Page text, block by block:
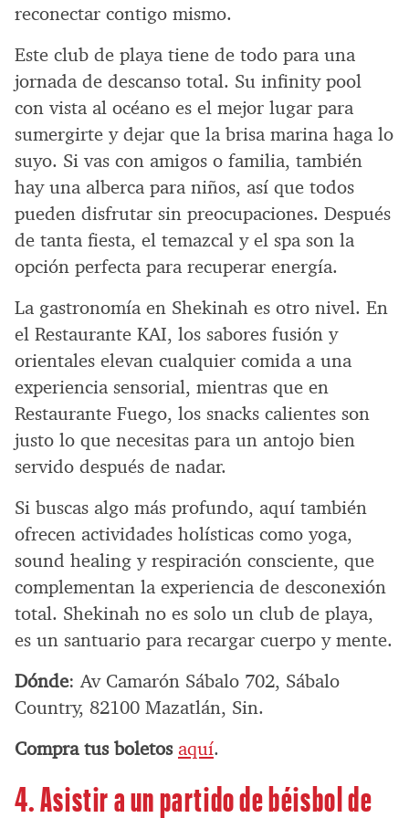
reconectar contigo mismo.
Este club de playa tiene de todo para una
jornada de descanso total. Su infinity pool
con vista al océano es el mejor lugar para
sumergirte y dejar que la brisa marina haga lo
suyo. Si vas con amigos o familia, también
hay una alberca para niños, así que todos
pueden disfrutar sin preocupaciones. Después
de tanta fiesta, el temazcal y el spa son la
opción perfecta para recuperar energía.
La gastronomía en Shekinah es otro nivel. En
el Restaurante KAI, los sabores fusión y
orientales elevan cualquier comida a una
experiencia sensorial, mientras que en
Restaurante Fuego, los snacks calientes son
justo lo que necesitas para un antojo bien
servido después de nadar.
Si buscas algo más profundo, aquí también
ofrecen actividades holísticas como yoga,
sound healing y respiración consciente, que
complementan la experiencia de desconexión
total. Shekinah no es solo un club de playa,
es un santuario para recargar cuerpo y mente.
Dónde: Av Camarón Sábalo 702, Sábalo
Country, 82100 Mazatlán, Sin.
Compra tus boletos aquí.
4. Asistir a un partido de béisbol de